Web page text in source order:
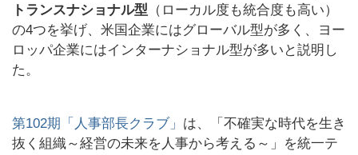
トランスナショナル型 （ローカル度も統合度も高い）
の4つを挙げ、米国企業にはグローバル型が多く、ヨー
ロッパ企業にはインターナショナル型が多いと説明し
た。
第102期「人事部長クラブ」 は、「不確実な時代を生き
抜く組織～経営の未来を人事から考える～」を統一テ